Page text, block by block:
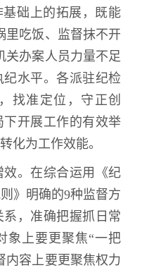
础上的拓展，既能
里吃饭、监督抹不开
关办案人员力量不足
水平。各派驻纪检
找准定位，守正创
开展工作的有效举
化为工作效能。
。 在综合运用《纪
》明确的9种监督方
，准确把握抓日常
象上要更聚焦“一把
内容上要更聚焦权力